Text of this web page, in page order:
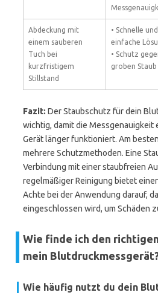
Abdeckung mit
einem sauberen
Tuch bei
kurzfristigem
Stillstand
• Schnelle und
einfache
• Schutz
groben Staub
Fazit: Der Staubschutz für dein
wichtig, damit die Messgenauigkeit
Gerät länger funktioniert. Am
mehrere Schutzmethoden. Eine
Verbindung mit einer staubfreien
regelmäßiger Reinigung bietet
Achte bei der Anwendung darauf,
eingeschlossen wird, um Schäden
Wie finde ich den
mein
Wie häufig nutzt du dein